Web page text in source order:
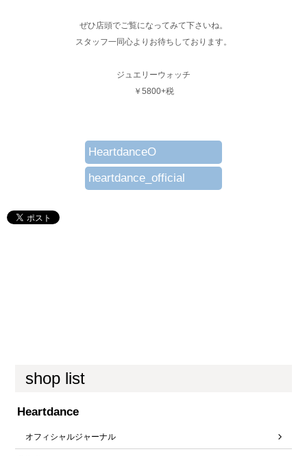
ぜひ店頭でご覧になってみて下さいね。
スタッフ一同心よりお待ちしております。
ジュエリーウォッチ
￥5800+税
HeartdanceO
heartdance_official
shop list
Heartdance
オフィシャルジャーナル